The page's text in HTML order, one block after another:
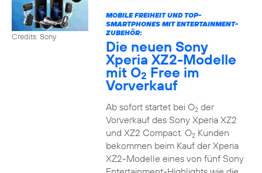
Credits: Sony
MOBILE FREIHEIT UND TOP-
SMARTPHONES MIT ENTERTAINMENT-
ZUBEHÖR:
Die neuen Sony
Xperia XZ2-Modelle
mit O2 Free im
Vorverkauf
Ab sofort startet bei O2der
Vorverkauf des Sony Xperia XZ2
und XZ2 Compact. O2Kunden
bekommen beim Kauf der Xperia
XZ2-Modelle eines von fünf Sony